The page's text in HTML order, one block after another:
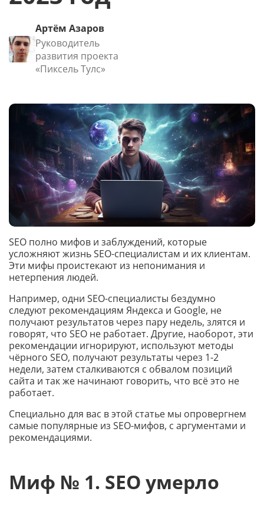
Артём Азаров
Руководитель
развития проекта
«Пиксель Тулс»
SEO полно мифов и заблуждений, которые
усложняют жизнь SEO-специалистам и их клиентам.
Эти мифы проистекают из непонимания и
нетерпения людей.
Например, одни SEO-специалисты бездумно
следуют рекомендациям Яндекса и Google, не
получают результатов через пару недель, злятся и
говорят, что SEO не работает. Другие, наоборот, эти
рекомендации игнорируют, используют методы
чёрного SEO, получают результаты через 1-2
недели, затем сталкиваются с обвалом позиций
сайта и так же начинают говорить, что всё это не
работает.
Специально для вас в этой статье мы опровергнем
самые популярные из SEO-мифов, с аргументами и
рекомендациями.
Миф № 1. SEO умерло